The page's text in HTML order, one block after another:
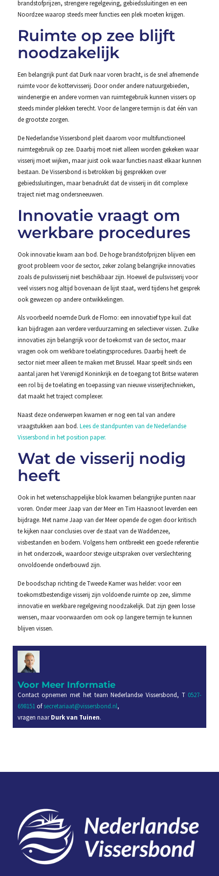
brandstofprijzen, strengere regelgeving, gebiedssluitingen en een
Noordzee waarop steeds meer functies een plek moeten krijgen.
Ruimte op zee blijft
noodzakelijk
Een belangrijk punt dat Durk naar voren bracht, is de snel afnemende
ruimte voor de kottervisserij. Door onder andere natuurgebieden,
windenergie en andere vormen van ruimtegebruik kunnen vissers op
steeds minder plekken terecht. Voor de langere termijn is dat één van
de grootste zorgen.
De Nederlandse Vissersbond pleit daarom voor multifunctioneel
ruimtegebruik op zee. Daarbij moet niet alleen worden gekeken waar
visserij moet wijken, maar juist ook waar functies naast elkaar kunnen
bestaan. De Vissersbond is betrokken bij gesprekken over
gebiedssluitingen, maar benadrukt dat de visserij in dit complexe
traject niet mag ondersneeuwen.
Innovatie vraagt om
werkbare procedures
Ook innovatie kwam aan bod. De hoge brandstofprijzen blijven een
groot probleem voor de sector, zeker zolang belangrijke innovaties
zoals de pulsvisserij niet beschikbaar zijn. Hoewel de pulsvisserij voor
veel vissers nog altijd bovenaan de lijst staat, werd tijdens het gesprek
ook gewezen op andere ontwikkelingen.
Als voorbeeld noemde Durk de Flomo: een innovatief type kuil dat
kan bijdragen aan verdere verduurzaming en selectiever vissen. Zulke
innovaties zijn belangrijk voor de toekomst van de sector, maar
vragen ook om werkbare toelatingsprocedures. Daarbij heeft de
sector niet meer alleen te maken met Brussel. Maar speelt sinds een
aantal jaren het Verenigd Koninkrijk en de toegang tot Britse wateren
een rol bij de toelating en toepassing van nieuwe visserijtechnieken,
dat maakt het traject complexer.
Naast deze onderwerpen kwamen er nog een tal van andere
vraagstukken aan bod. Lees de standpunten van de Nederlandse
Vissersbond in het position paper.
Wat de visserij nodig
heeft
Ook in het wetenschappelijke blok kwamen belangrijke punten naar
voren. Onder meer Jaap van der Meer en Tim Haasnoot leverden een
bijdrage. Met name Jaap van der Meer opende de ogen door kritisch
te kijken naar conclusies over de staat van de Waddenzee,
visbestanden en bodem. Volgens hem ontbreekt een goede referentie
in het onderzoek, waardoor stevige uitspraken over verslechtering
onvoldoende onderbouwd zijn.
De boodschap richting de Tweede Kamer was helder: voor een
toekomstbestendige visserij zijn voldoende ruimte op zee, slimme
innovatie en werkbare regelgeving noodzakelijk. Dat zijn geen losse
wensen, maar voorwaarden om ook op langere termijn te kunnen
blijven vissen.
Voor Meer Informatie
Contact opnemen met het team Nederlandse Vissersbond, T 0527-
698151 ofsecretariaat@vissersbond.nl,
vragen naarDurk van Tuinen.